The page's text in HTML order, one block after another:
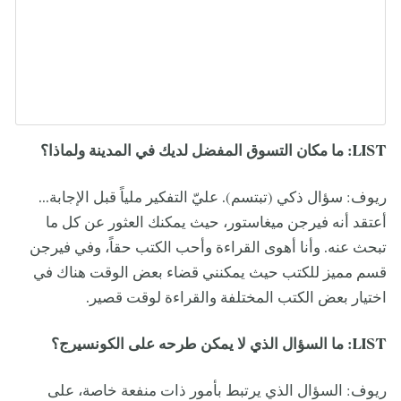
LIST: ما مكان التسوق المفضل لديك في المدينة ولماذا؟
ريوف: سؤال ذكي (تبتسم). عليّ التفكير ملياً قبل الإجابة...
أعتقد أنه فيرجن ميغاستور، حيث يمكنك العثور عن كل ما
تبحث عنه. وأنا أهوى القراءة وأحب الكتب حقاً، وفي فيرجن
قسم مميز للكتب حيث يمكنني قضاء بعض الوقت هناك في
اختيار بعض الكتب المختلفة والقراءة لوقت قصير.
LIST: ما السؤال الذي لا يمكن طرحه على الكونسيرج؟
ريوف: السؤال الذي يرتبط بأمور ذات منفعة خاصة، على